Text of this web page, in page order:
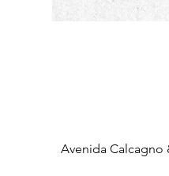
Avenida Calcagno